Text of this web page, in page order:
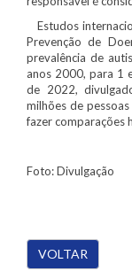
Estudos
Prevenção de
prevalência de
anos 2000, para 1
de 2022,
milhões de
fazer comparações
Foto: Divulgação
VOLTAR